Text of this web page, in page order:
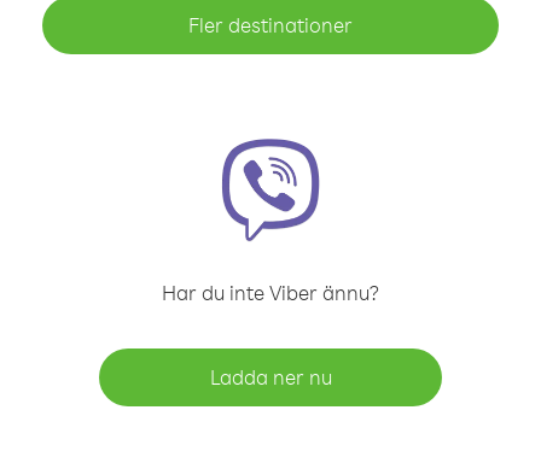
Fler destinationer
Har du inte Viber ännu?
Ladda ner nu